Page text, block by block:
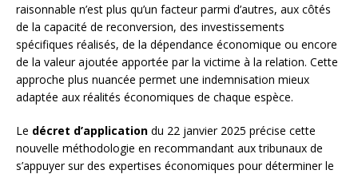
raisonnable n’est plus qu’un facteur parmi d’autres, aux côtés
de la capacité de reconversion, des investissements
spécifiques réalisés, de la dépendance économique ou encore
de la valeur ajoutée apportée par la victime à la relation. Cette
approche plus nuancée permet une indemnisation mieux
adaptée aux réalités économiques de chaque espèce.
Le décret d’application du 22 janvier 2025 précise cette
nouvelle méthodologie en recommandant aux tribunaux de
s’appuyer sur des expertises économiques pour déterminer le